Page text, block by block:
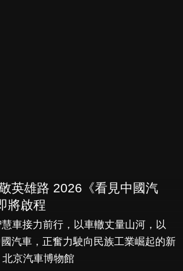
英雄路 2026《看見中國汽
將啟程
車接力前行，以車轍丈量山河，以
汽車，正奮力駛向民族工業崛起的新
北京汽車博物館